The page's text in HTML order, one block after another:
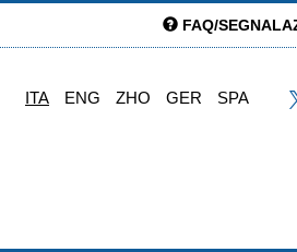
FAQ/
ITA ENG ZHO GER SPA